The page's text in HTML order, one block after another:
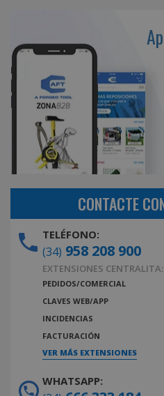
CONTACTE
TELÉFONO:
(34) 958 208 900
EXTENSIONES CENTRALITA:
PEDIDOS/COMERCIAL
CLAVES WEB/APP
INCIDENCIAS
FACTURACIÓN
VER MÁS EXTENSIONES
WHATSAPP: